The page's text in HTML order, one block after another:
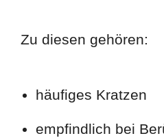
Zu diesen gehören:
häufiges Kratzen
empfindlich bei